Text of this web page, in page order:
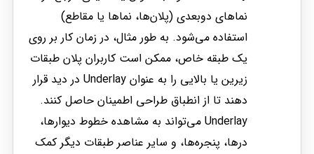
نماهای دوبعدی (پلان‌ها، نماها یا مقاطع)
استفاده می‌شود. به طور مثال، در زمان کار بر روی
یک طبقه خاص، ممکن است کاربران پلان طبقات
زیرین یا بالایی را به عنوان Underlay در دید قرار
دهند تا از انطباق طراحی اطمینان حاصل کنند.
Underlay می‌تواند به مشاهده خطوط دیوارها،
درها، پنجره‌ها، و سایر عناصر طبقات دیگر کمک